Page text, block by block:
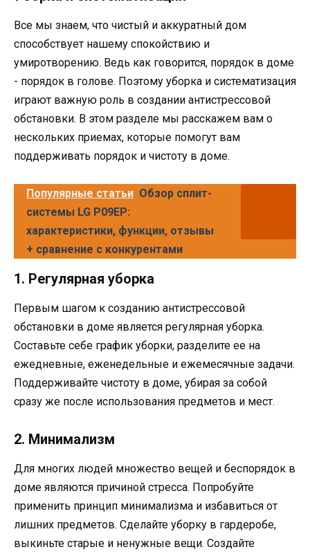
Все мы знаем, что чистый и аккуратный дом
способствует нашему спокойствию и
умиротворению. Ведь как говорится, порядок в доме
- порядок в голове. Поэтому уборка и систематизация
играют важную роль в создании антистрессовой
обстановки. В этом разделе мы расскажем вам о
нескольких приемах, которые помогут вам
поддерживать порядок и чистоту в доме.
Популярные статьи Обзор сплит-
системы LG P09EP:
характеристики, функции, отзывы
+ сравнение с конкурентами
1. Регулярная уборка
Первым шагом к созданию антистрессовой
обстановки в доме является регулярная уборка.
Составьте себе график уборки, разделите ее на
ежедневные, еженедельные и ежемесячные задачи.
Поддерживайте чистоту в доме, убирая за собой
сразу же после использования предметов и мест.
2. Минимализм
Для многих людей множество вещей и беспорядок в
доме являются причиной стресса. Попробуйте
применить принцип минимализма и избавиться от
лишних предметов. Сделайте уборку в гардеробе,
выкиньте старые и ненужные вещи. Создайте